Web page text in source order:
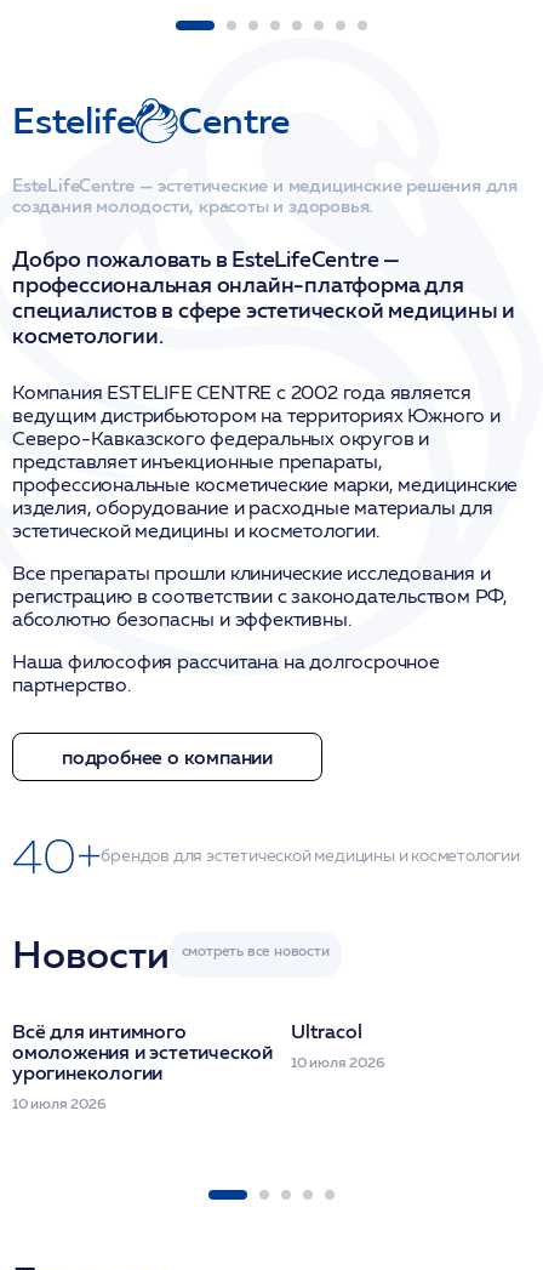
Estelife Centre
EsteLifeCentre — эстетические и медицинские решения для
создания молодости, красоты и здоровья.
Добро пожаловать в EsteLifeCentre —
профессиональная онлайн-платформа для
специалистов в сфере эстетической медицины и
косметологии.
Компания ESTELIFE CENTRE с 2002 года является
ведущим дистрибьютором на территориях Южного и
Северо-Кавказского федеральных округов и
представляет инъекционные препараты,
профессиональные косметические марки, медицинские
изделия, оборудование и расходные материалы для
эстетической медицины и косметологии.
Все препараты прошли клинические исследования и
регистрацию в соответствии с законодательством РФ,
абсолютно безопасны и эффективны.
Наша философия рассчитана на долгосрочное
партнерство.
подробнее о компании
40+брендов для эстетической медицины и косметологии
Новости
Всё для интимного
омоложения и эстетической
урогинекологии
10 июля 2026
Ultracol
10 июля 2026